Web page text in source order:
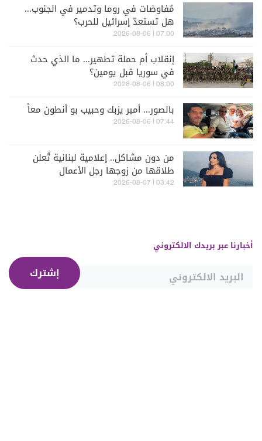
مُفاوضات في روما وتدمير في الجنوب...
هل تستعدّ إسرائيل للحرب؟
07:00 | 2026-08-06
إنقلاب أم حملة تطهير... ما الذي حدث
في سوريا قبل يومين؟
08:00 | 2026-08-06
بالصور... أمير يزبك وحبيب بو أنطون معاً
07:44 | 2026-08-06
من دون مشاكل.. إعلامية لبنانية تُعلن
طلاقها من زوجها رجل الأعمال
03:42 | 2026-08-07
أخبارنا عبر بريدك الالكتروني
إشترك